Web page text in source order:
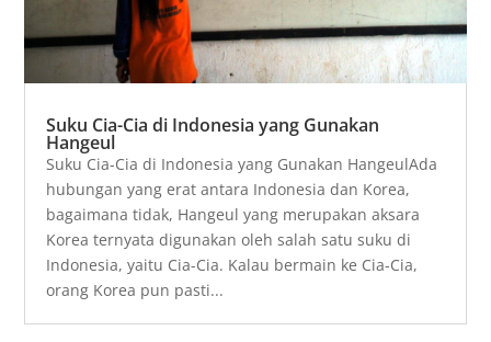
Suku Cia-Cia di Indonesia yang Gunakan
Hangeul
Suku Cia-Cia di Indonesia yang Gunakan HangeulAda
hubungan yang erat antara Indonesia dan Korea,
bagaimana tidak, Hangeul yang merupakan aksara
Korea ternyata digunakan oleh salah satu suku di
Indonesia, yaitu Cia-Cia. Kalau bermain ke Cia-Cia,
orang Korea pun pasti...